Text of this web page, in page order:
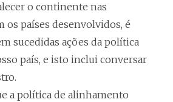
o continente nas
os países desenvolvidos, é
sucedidas ações da política
país, e isto inclui conversar
a política de alinhamento